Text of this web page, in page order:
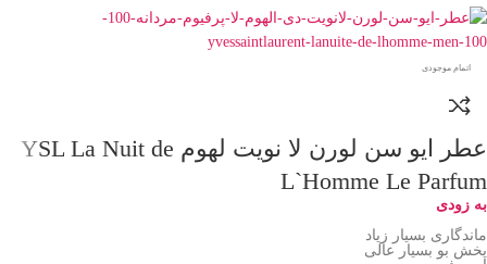
اتمام موجودی
عطر ایو سن لورن لا نویت لهوم YSL La Nuit de
L`Homme Le Parfum
به زودی
ماندگاری بسیار زیاد
پخش بو بسیار عالی